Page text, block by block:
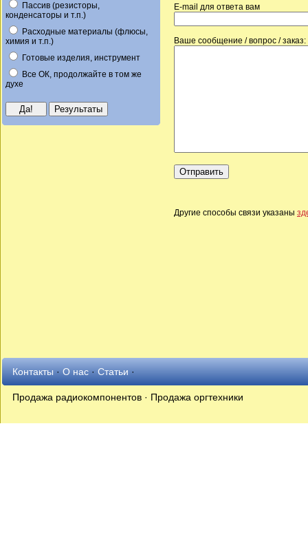
Пассив (резисторы,
конденсаторы и т.п.)
Расходные материалы (флюсы,
химия и т.п.)
Готовые изделия, инструмент
Все ОК, продолжайте в том же
духе
E-mail для ответа вам
Ваше сообщение / вопрос / заказ:
Другие способы связи указаны
Контакты·О нас·Статьи·
Продажа радиокомпонентов · Продажа оргтехники